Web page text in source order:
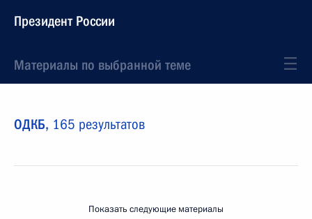
Президент России
Материалы по выбранной теме
ОДКБ, 165 результатов
Показать следующие материалы